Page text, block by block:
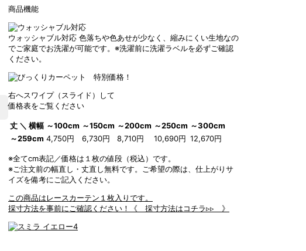
商品機能
ウォッシャブル対応 色落ちや色あせが少なく、縮みにくい生地なの
でご家庭でお洗濯が可能です。※洗濯前に洗濯ラベルを必ずご確認
ください。
右へスワイプ（スライド）して
価格表をご覧ください
丈 ＼ 横幅 ～100cm ～150cm ～200cm ～250cm ～300cm
～259cm 4,750円 6,730円 8,710円 10,690円 12,670円
※全てcm表記／価格は１枚の値段（税込）です。
※ご注文前の幅直し・丈直し無料です。ご希望の際は、仕上がりサ
イズを備考にご記入ください。
この商品はレースカーテン１枚入りです。
採寸方法を事前にご確認ください！
《 採寸方法はコチラ▹▹ 》